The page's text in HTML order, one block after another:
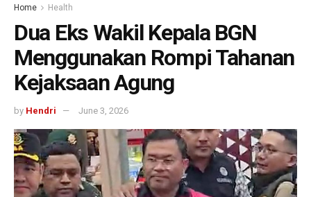
Home Health
Dua Eks Wakil Kepala BGN
Menggunakan Rompi Tahanan
Kejaksaan Agung
by Hendri June 3, 2026